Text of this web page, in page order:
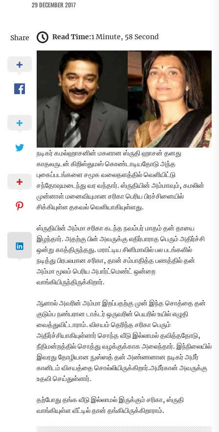
29 DECEMBER 2017
Share Read Time:1 Minute, 58 Second
நடிகர் கமல்ஹாசனின் மகளான ஸ்ருதி ஹாசன் தனது
காதலருடன் கிறிஸ்துமஸ் கொண்டாடியதோடு அந்த
புகைப்படங்களை சமூக வலைதளத்தில் வெளியிட்டு
சந்தோஷமடைந்து வர வந்தார். ஸ்ருதியின் அம்மாவும், கமலின்
முன்னாள் மனைவியுமான சரிகா பெரிய பிரச்சினையில்
சிக்கியுள்ள தகவல் வெளியாகியுள்ளது.
ஸ்ருதியின் அம்மா சரிகா கடந்த நவம்பர் மாதம் தன் தாயை
இழந்தார். அதற்கு பின் அவருக்கு எதிர்பாராத பெரும் அதிர்ச்சி
ஒன்று காத்திருந்தது. மராட்டிய சினிமாவில் பல படங்களில்
நடித்து பிரபலமான சரிகா, தான் சம்பாதித்த பணத்தில் தன்
அம்மா மூலம் பெரிய அபார்ட்மெண்ட் ஒன்றை
வாங்கியிருந்திருக்கிறார்.
ஆனால் அவரின் அம்மா இறப்பதற்கு முன் இந்த சொத்தை தன்
குடும்ப நண்பரான டாக்டர் ஒருவரின் பெயரில் உயில் எழுதி
வைத்துவிட்டாராம். விசயம் தெரிந்த சரிகா பெரும்
அதிர்ச்சியாகியுள்ளார் சொந்த வீடு இல்லாமல் தவித்ததோடு,
நீதிமன்றத்தில் சொத்து வழக்குக்காக அலைந்தார். இந்நிலையில்
இவரது தோழியான நுஸ்ஸத் தன் அண்ணனான நடிகர் அமீர்
கானிடம் விசயத்தை சொல்லியிருக்கிறார்.அமீர்கான் அவருக்கு
உதவி செய்துள்ளார்.
தற்போது தங்க வீடு இல்லாமல் இருக்கும் சரிகா, ஸ்ருதி
வாங்கியுள்ள வீட்டில் தான் தங்கியிருக்கிறாராம்.